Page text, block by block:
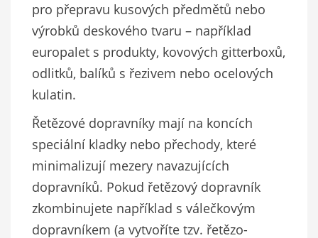
pro přepravu kusových předmětů nebo
výrobků deskového tvaru – například
europalet s produkty, kovových gitterboxů,
odlitků, balíků s řezivem nebo ocelových
kulatin.
Řetězové dopravníky mají na koncích
speciální kladky nebo přechody, které
minimalizují mezery navazujících
dopravníků. Pokud řetězový dopravník
zkombinujete například s válečkovým
dopravníkem (a vytvoříte tzv. řetězo-